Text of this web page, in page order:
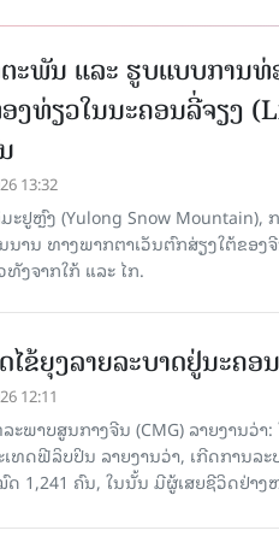
ະພັນ ແລະ ຮູບແບບການ
ງທ່ຽວໃນນະຄອນລີ່ຈຽງ
13:32
ຢູຫຼົງ (Yulong Snow
ານ ທາງພາກຕາເວັນຕົກສ່ຽງໃຕ້ຂອ
ງຈາກໃກ້ ແລະ ໄກ.
ໄຂ້ຍຸງລາຍລະບາດຢູ່ນະຄ
12:11
ະພາບສູນກາງຈີນ (CMG) ລາຍງານວ່
ເທດຟີລິບປິນ ລາຍ​ງານວ່າ, ເກີດ​ການລ
1,241 ຄົນ, ໃນນັ້ນ ມີຜູ້ເສຍຊີວິດຢ່າ